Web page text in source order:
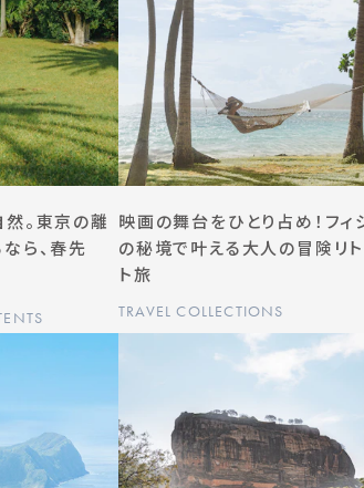
。東京の離
ら、春先
映画の舞台をひとり占め！フィ
の秘境で叶える大人の冒険リト
ト旅
TRAVEL COLLECTIONS